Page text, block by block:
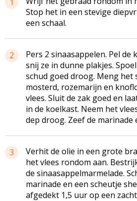
Stop het in een stevige
een schaal.
2 Pers 2 sinaasappelen. Pel de
snij ze in dunne plakjes.
schud goed droog. Meng het
mosterd, rozemarijn en
vlees. Sluit de zak goed en
in de koelkast. Neem het
dep droog. Zeef de marinade
3
Verhit de olie in een grote
het vlees rondom aan.
de sinaasappelmarmelade.
marinade en een scheutje
afgedekt 1,5 uur op een